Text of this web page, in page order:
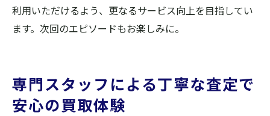
利用いただけるよう、更なるサービス向上を目指してい
ます。次回のエピソードもお楽しみに。
専門スタッフによる丁寧な査定で
安心の買取体験